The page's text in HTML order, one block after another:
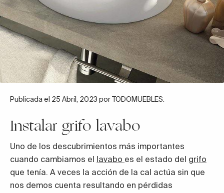
Publicada el 25 Abríl, 2023 por TODOMUEBLES.
Instalar grifo lavabo
Uno de los descubrimientos más importantes
cuando cambiamos el
lavabo es el estado del grifo
que tenía. A veces la acción de la cal actúa sin que
nos demos cuenta resultando en pérdidas